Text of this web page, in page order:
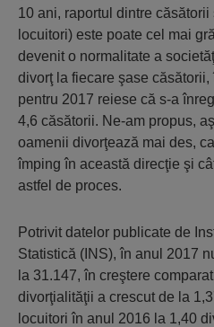
10 ani, raportul dintre
locuitori) este poate cel mai
devenit o normalitate a
divorţ la fiecare şase
pentru 2017 reiese că s-a
4,6 căsătorii. Ne-am propus,
oamenii divorţează mai des,
împing în această direcţie şi
astfel de proces.
Potrivit datelor publicate de
Statistică (INS), în anul 2017
la 31.147, în creştere
divorţialităţii a crescut de la
locuitori în anul 2016 la 1,40